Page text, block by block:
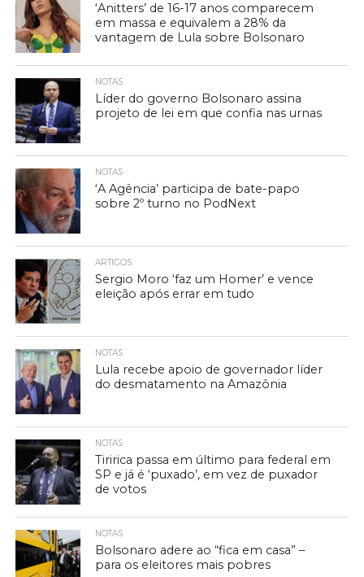
‘Anitters’ de 16-17 anos comparecem
em massa e equivalem a 28% da
vantagem de Lula sobre Bolsonaro
NOTAS
Líder do governo Bolsonaro assina
projeto de lei em que confia nas urnas
NOTAS
‘A Agência’ participa de bate-papo
sobre 2º turno no PodNext
ARTIGOS
Sergio Moro ‘faz um Homer’ e vence
eleição após errar em tudo
NOTAS
Lula recebe apoio de governador líder
do desmatamento na Amazônia
NOTAS
Tiririca passa em último para federal em
SP e já é ‘puxado’, em vez de puxador
de votos
NOTAS
Bolsonaro adere ao “fica em casa” –
para os eleitores mais pobres